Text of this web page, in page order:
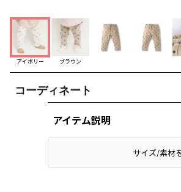
アイボリー ブラウン
コーディネート
アイテム説明
サイズ/素材